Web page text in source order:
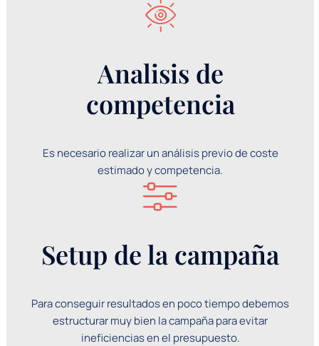
Analisis de
competencia
Es necesario realizar un análisis previo de coste
estimado y competencia.
Setup de la campaña
Para conseguir resultados en poco tiempo debemos
estructurar muy bien la campaña para evitar
ineficiencias en el presupuesto.